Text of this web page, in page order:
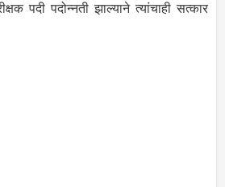
पदी पदोन्नती झाल्याने त्यांचाही सत्कार